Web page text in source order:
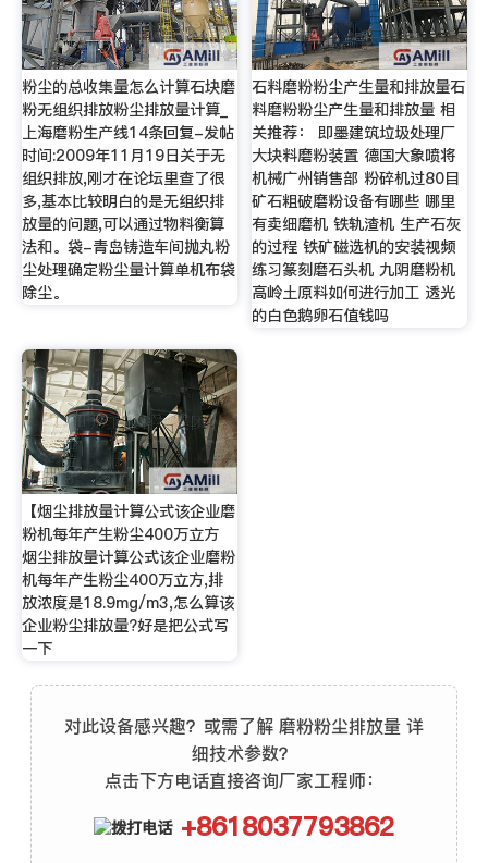
粉尘的总收集量怎么计算石块磨
粉无组织排放粉尘排放量计算_
上海磨粉生产线14条回复-发帖
时间:2009年11月19日关于无
组织排放,刚才在论坛里查了很
多,基本比较明白的是无组织排
放量的问题,可以通过物料衡算
法和。袋-青岛铸造车间抛丸粉
尘处理确定粉尘量计算单机布袋
除尘。
石料磨粉粉尘产生量和排放量石
料磨粉粉尘产生量和排放量 相
关推荐： 即墨建筑垃圾处理厂
大块料磨粉装置 德国大象喷将
机械广州销售部 粉碎机过80目
矿石粗破磨粉设备有哪些 哪里
有卖细磨机 铁轨渣机 生产石灰
的过程 铁矿磁选机的安装视频
练习篆刻磨石头机 九阴磨粉机
高岭土原料如何进行加工 透光
的白色鹅卵石值钱吗
【烟尘排放量计算公式该企业磨
粉机每年产生粉尘400万立方
烟尘排放量计算公式该企业磨粉
机每年产生粉尘400万立方,排
放浓度是18.9mg/m3,怎么算该
企业粉尘排放量?好是把公式写
一下
对此设备感兴趣？或需了解 磨粉粉尘排放量 详
细技术参数？
点击下方电话直接咨询厂家工程师：
+8618037793862